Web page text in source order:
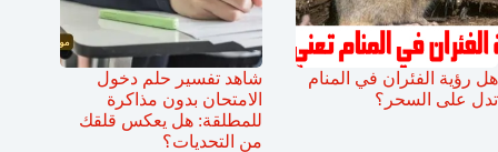
هل رؤية الفئران في المنام
تدل على السحر؟
شاهد تفسير حلم دخول
الامتحان بدون مذاكرة
للمطلقة: هل يعكس قلقك
من التحديات؟